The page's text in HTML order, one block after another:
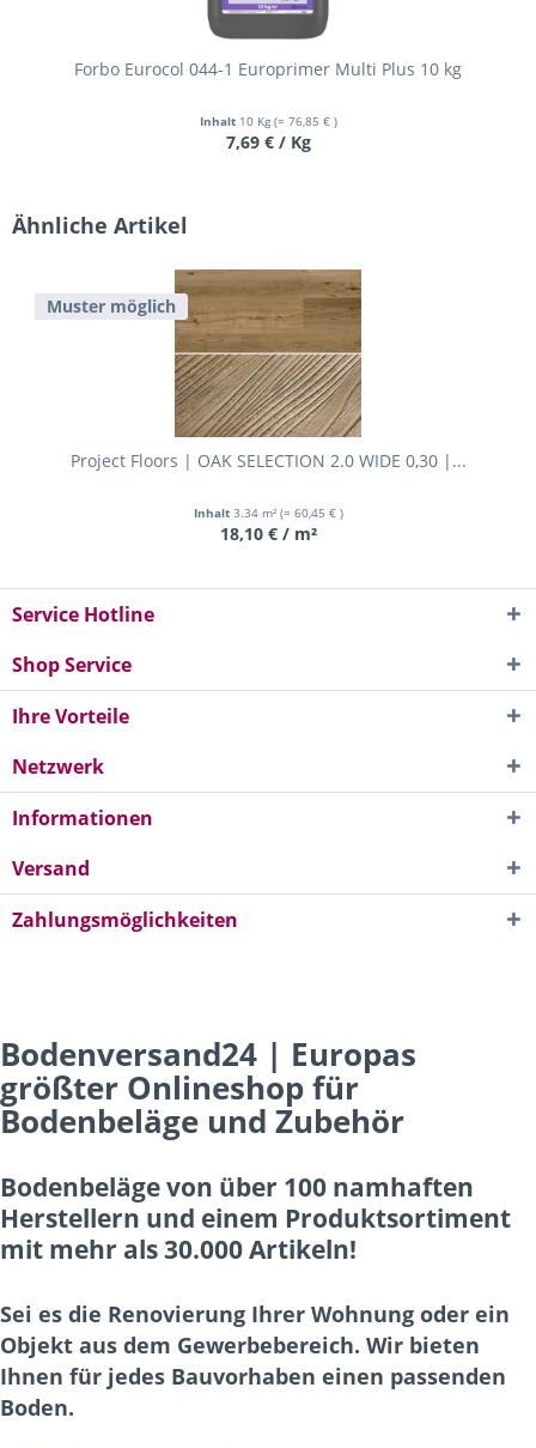
Forbo Eurocol 044-1 Europrimer Multi Plus 10 kg
Inhalt 10 Kg (= 76,85 € )
7,69 € / Kg
Ähnliche Artikel
Muster möglich
Project Floors | OAK SELECTION 2.0 WIDE 0,30 |...
Inhalt 3.34 m² (= 60,45 € )
18,10 € / m²
Service Hotline
Shop Service
Ihre Vorteile
Netzwerk
Informationen
Versand
Zahlungsmöglichkeiten
Bodenversand24 | Europas
größter Onlineshop für
Bodenbeläge und Zubehör
Bodenbeläge von über 100 namhaften
Herstellern und einem Produktsortiment
mit mehr als 30.000 Artikeln!
Sei es die Renovierung Ihrer Wohnung oder ein
Objekt aus dem Gewerbebereich. Wir bieten
Ihnen für jedes Bauvorhaben einen passenden
Boden.